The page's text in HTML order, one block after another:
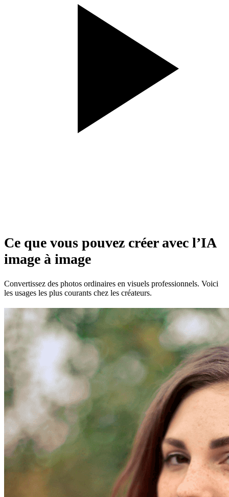
Ce que vous pouvez créer avec l’IA
image à image
Convertissez des photos ordinaires en visuels professionnels. Voici
les usages les plus courants chez les créateurs.